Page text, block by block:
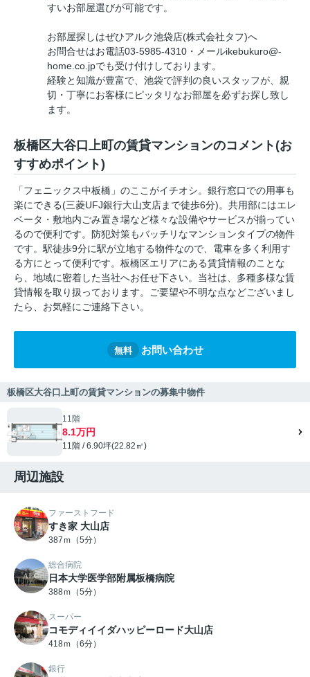
すいお部屋選びが可能です。
お部屋探しはぜひアルク池袋店(株式会社タフ)へ
お問合せはお電話03-5985-4310・メールikebukuro@-
home.co.jpでも受け付けしております。
経験と知識が豊富で、池袋で評判の良いスタッフが、親
切・丁寧にお客様にピッタリなお部屋を必ずお探し致し
ます。
板橋区大谷口上町の賃貸マンションのコメント(お
すすめポイント)
「フェニックス中板橋」のここがイチオシ。銀行窓口での用事も
楽にできる(三菱UFJ銀行大山支店まで徒歩6分)。共用部にはエレ
ベータ・敷地内ごみ置き場など様々な設備やサービスが揃ってい
るので便利です。防犯対策もバッチリなマンションタイプの物件
です。駅徒歩9分に駅が立地する物件なので、電車を多く利用す
る方にとって便利です。板橋区エリアにある賃貸情報のことな
ら、地域に密着した当社へお任せ下さい。当社は、多種多様な賃
貸情報を取り扱っております。ご要望や不明な点などございまし
たら、お気軽にご連絡下さい。
無料 お問い合わせ
板橋区大谷口上町の賃貸マンションの募集中物件
11階
8.1万円
11階 / 6.90坪(22.82㎡)
周辺施設
ファーストフード
すき家 大山店
387ｍ（5分）
総合病院
日本大学医学部附属板橋病院
388ｍ（5分）
スーパー
コモディイイダハッピーロード大山店
418ｍ（6分）
銀行